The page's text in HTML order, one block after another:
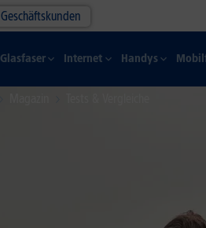
Geschäftskunden
Glasfaser Internet Handys